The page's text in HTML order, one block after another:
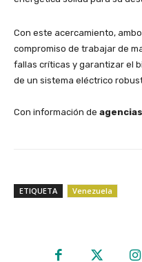
​Con este acercamiento,
compromiso de trabajar de
fallas críticas y garantizar el
de un sistema eléctrico
Con información de agencias
ETIQUETA Venezuela